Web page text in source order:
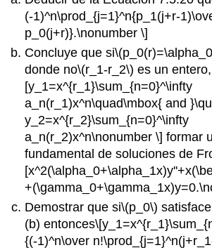
(-1)^n\prod_{j=1}^n{p_1(j+r-
p_0(j+r)}.\nonumber \]
Concluye que si
donde no\(r_1-r_2\) es un
[y_1=x^{r_1}\sum_{n=0}^\infty
a_n(r_1)x^n\quad\mbox{ and
y_2=x^{r_2}\sum_{n=0}^\infty
a_n(r_2)x^n\nonumber \] formar
fundamental de soluciones de
Demostrar que si\(p_0\)
(b) entonces
{(-1)^n\over